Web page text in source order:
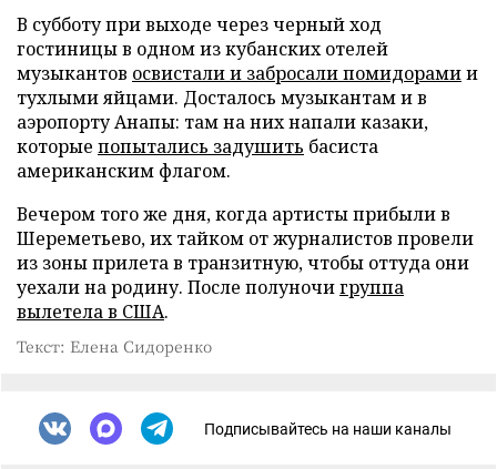
В субботу при выходе через черный ход
гостиницы в одном из кубанских отелей
музыкантов освистали и забросали помидорамии
тухлыми яйцами. Досталось музыкантам и в
аэропорту Анапы: там на них напали казаки,
которые попытались задушить басиста
американским флагом.
Вечером того же дня, когда артисты прибыли в
Шереметьево, их тайком от журналистов провели
из зоны прилета в транзитную, чтобы оттуда они
уехали на родину. После полуночигруппа
вылетела в США.
Текст: Елена Сидоренко
Подписывайтесь на наши каналы